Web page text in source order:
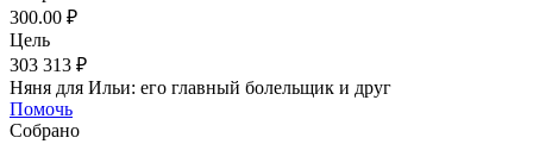
300.00 ₽
Цель
303 313 ₽
Няня для Ильи: его главный болельщик и друг
Помочь
Собрано